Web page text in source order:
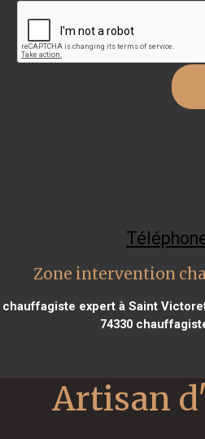
Zone intervention
chauffagiste expert à Saint
74330
Artisan